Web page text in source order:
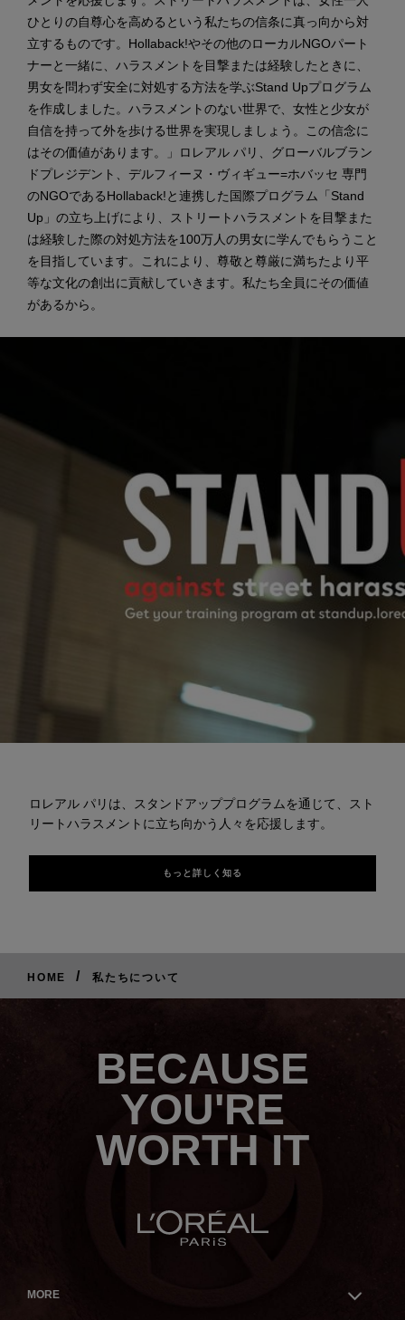
ひとりの自尊心を高めるという私たちの信条に真っ向から対
立するものです。Hollaback!やその他のローカルNGOパート
ナーと一緒に、ハラスメントを目撃または経験したときに、
男女を問わず安全に対処する方法を学ぶStand Upプログラム
を作成しました。ハラスメントのない世界で、女性と少女が
自信を持って外を歩ける世界を実現しましょう。この信念に
はその価値があります。」ロレアル パリ、グローバルブラン
ドプレジデント、デルフィーヌ・ヴィギュー=ホバッセ 専門
のNGOであるHollaback!と連携した国際プログラム「Stand
Up」の立ち上げにより、ストリートハラスメントを目撃また
は経験した際の対処方法を100万人の男女に学んでもらうこと
を目指しています。これにより、尊敬と尊厳に満ちたより平
等な文化の創出に貢献していきます。私たち全員にその価値
があるから。
ロレアル パリは、スタンドアッププログラムを通じて、スト
リートハラスメントに立ち向かう人々を応援します。
もっと詳しく知る
HOME / 私たちについて
BECAUSE
YOU'RE
WORTH IT
MORE